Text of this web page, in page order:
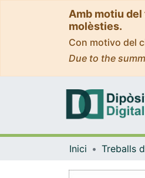
Amb motiu
molèsties.
Con motivo del
Due to the
Inici Treballs